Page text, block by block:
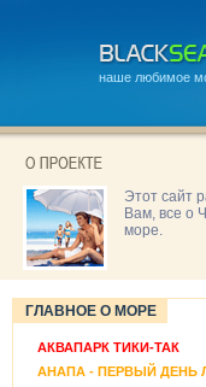
наше любимое
Этот сайт
Вам, все о
море.
ГЛАВНОЕ О МОРЕ
АКВАПАРК ТИКИ-ТАК
АНАПА - ПЕРВЫЙ ДЕНЬ